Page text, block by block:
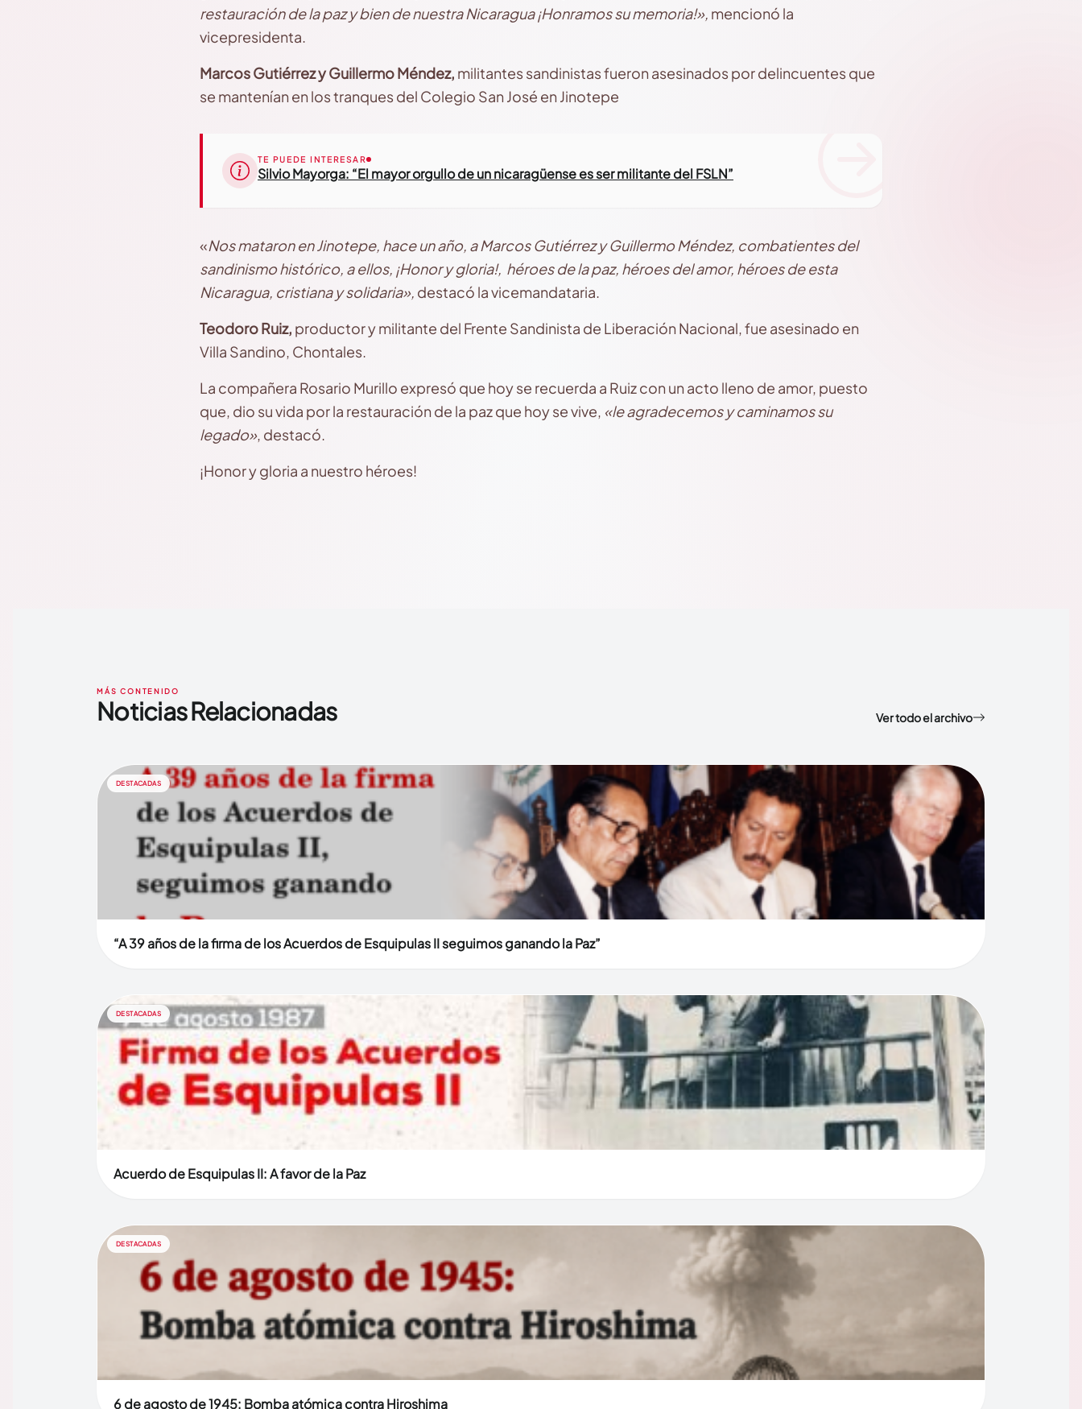
restauración de la paz y bien de nuestra Nicaragua ¡Honramos su memoria!», mencionó la
vicepresidenta.
Marcos Gutiérrez y Guillermo Méndez, militantes sandinistas fueron asesinados por delincuentes que
se mantenían en los tranques del Colegio San José en Jinotepe
TE PUEDE INTERESAR
Silvio Mayorga: “El mayor orgullo de un nicaragüense es ser militante del FSLN”
«Nos mataron en Jinotepe, hace un año, a Marcos Gutiérrez y Guillermo Méndez, combatientes del
sandinismo histórico, a ellos, ¡Honor y gloria!, héroes de la paz, héroes del amor, héroes de esta
Nicaragua, cristiana y solidaria», destacó la vicemandataria.
Teodoro Ruiz, productor y militante del Frente Sandinista de Liberación Nacional, fue asesinado en
Villa Sandino, Chontales.
La compañera Rosario Murillo expresó que hoy se recuerda a Ruiz con un acto lleno de amor, puesto
que, dio su vida por la restauración de la paz que hoy se vive, «le agradecemos y caminamos su
legado», destacó.
¡Honor y gloria a nuestro héroes!
MÁS CONTENIDO
Noticias Relacionadas Ver todo el archivo
DESTACADAS
“A 39 años de la firma de los Acuerdos de Esquipulas II seguimos ganando la Paz”
DESTACADAS
Acuerdo de Esquipulas II: A favor de la Paz
DESTACADAS
6 de agosto de 1945: Bomba atómica contra Hiroshima